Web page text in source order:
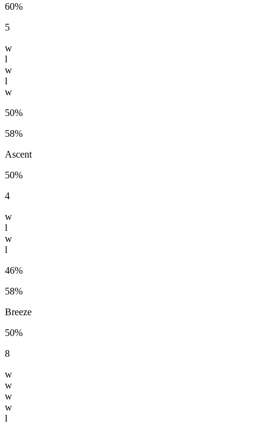
60%
5
w
l
w
l
w
50%
58%
Ascent
50%
4
w
l
w
l
46%
58%
Breeze
50%
8
w
w
w
w
l